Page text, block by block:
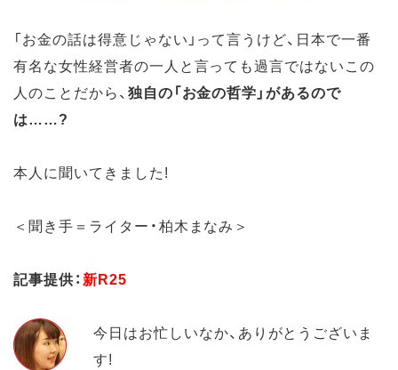
「お金の話は得意じゃない」って言うけど、日本で一番
有名な女性経営者の一人と言っても過言ではないこの
人のことだから、 独自の「お金の哲学」があるので
は……?
本人に聞いてきました!
＜聞き手＝ライター・柏木まなみ＞
記事提供：新R25
今日はお忙しいなか、ありがとうございま
す!